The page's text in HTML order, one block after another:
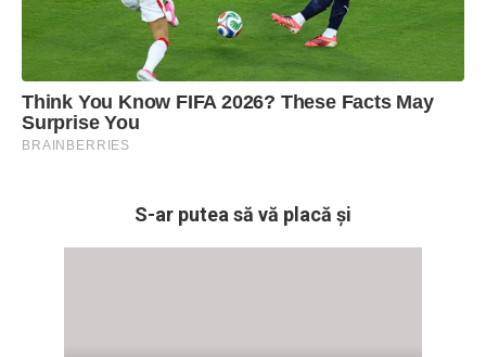
S-ar putea să vă placă și